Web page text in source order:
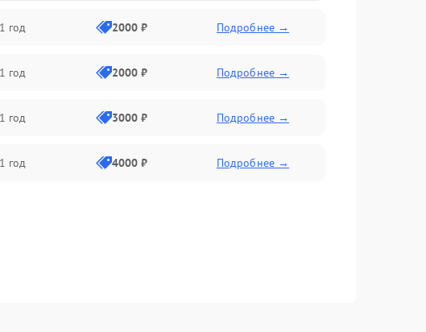
1 год 2000 ₽ Подробнее →
1 год 2000 ₽ Подробнее →
1 год 3000 ₽ Подробнее →
1 год 4000 ₽ Подробнее →